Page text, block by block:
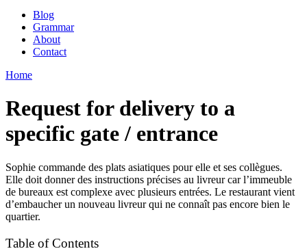
Blog
Grammar
About
Contact
Home
Request for delivery to a
specific gate / entrance
Sophie commande des plats asiatiques pour elle et ses collègues.
Elle doit donner des instructions précises au livreur car l’immeuble
de bureaux est complexe avec plusieurs entrées. Le restaurant vient
d’embaucher un nouveau livreur qui ne connaît pas encore bien le
quartier.
Table of Contents